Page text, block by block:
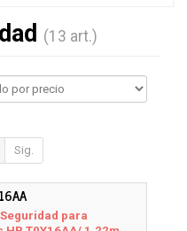
(13 art.)
Sig.
para